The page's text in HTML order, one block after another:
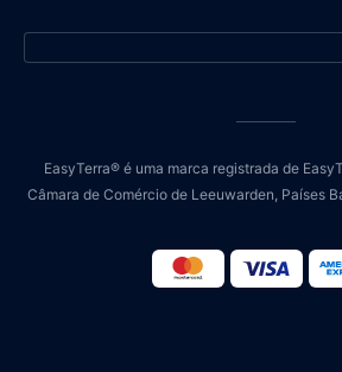
EasyTerra® é uma marca registrada de
Câmara de Comércio de Leeuwarden, Países